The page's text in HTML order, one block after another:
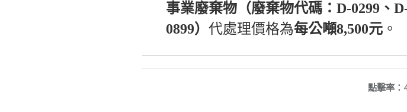
事業廢棄物（廢棄物代碼：D-0299、
0899） 代處理價格為每公噸8,500元 。
點擊率：